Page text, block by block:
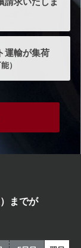
運輸が集荷
）
までが